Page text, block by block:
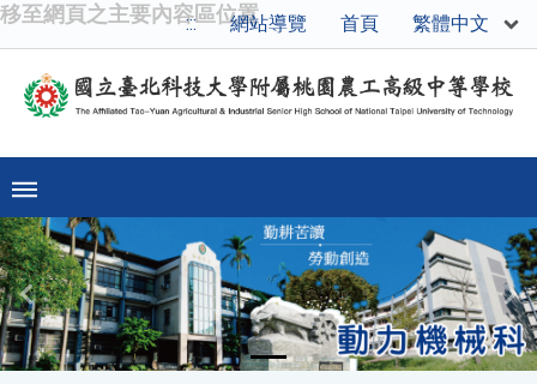
移至網頁之主要內容區位置
::: 網站導覽 首頁 繁體中文
Previous